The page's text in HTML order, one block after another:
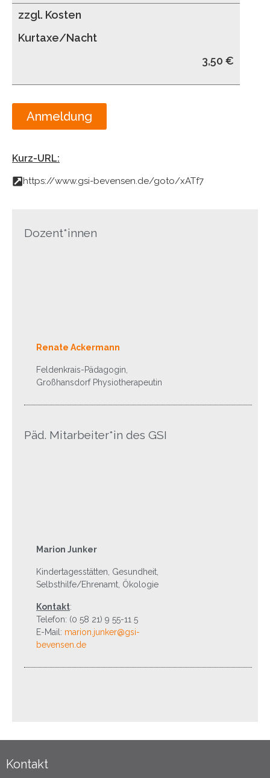
zzgl. Kosten
Kurtaxe/Nacht
3,50 €
Anmeldung
Kurz-URL:
https://www.gsi-bevensen.de/goto/xATf7
Dozent*innen
Renate Ackermann
Feldenkrais-Pädagogin,
Großhansdorf Physiotherapeutin
Päd. Mitarbeiter*in des GSI
Marion Junker
Kindertagesstätten, Gesundheit,
Selbsthilfe/Ehrenamt, Ökologie
Kontakt:
Telefon: (0 58 21) 9 55-11 5
E-Mail: marion.junker@gsi-
bevensen.de
Kontakt